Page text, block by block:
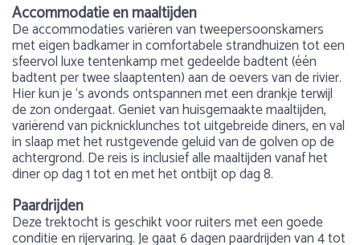
Accommodatie en maaltijden
De accommodaties variëren van tweepersoonskamers
met eigen badkamer in comfortabele strandhuizen tot een
sfeervol luxe tentenkamp met gedeelde badtent (één
badtent per twee slaaptenten) aan de oevers van de rivier.
Hier kun je ‘s avonds ontspannen met een drankje terwijl
de zon ondergaat. Geniet van huisgemaakte maaltijden,
variërend van picknicklunches tot uitgebreide diners, en val
in slaap met het rustgevende geluid van de golven op de
achtergrond. De reis is inclusief alle maaltijden vanaf het
diner op dag 1 tot en met het ontbijt op dag 8.
Paardrijden
Deze trektocht is geschikt voor ruiters met een goede
conditie en rijervaring. Je gaat 6 dagen paardrijden van 4 tot